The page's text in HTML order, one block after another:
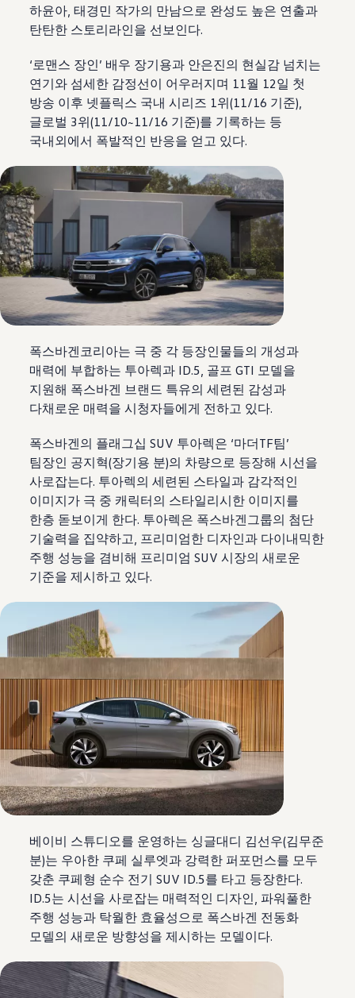
하윤아, 태경민 작가의 만남으로 완성도 높은 연출과
탄탄한 스토리라인을 선보인다.
‘로맨스 장인’ 배우 장기용과 안은진의 현실감 넘치는
연기와 섬세한 감정선이 어우러지며 11월 12일 첫
방송 이후 넷플릭스 국내 시리즈 1위(11/16 기준),
글로벌 3위(11/10~11/16 기준)를 기록하는 등
국내외에서 폭발적인 반응을 얻고 있다.
폭스바겐코리아는 극 중 각 등장인물들의 개성과
매력에 부합하는 투아렉과 ID.5, 골프 GTI 모델을
지원해 폭스바겐 브랜드 특유의 세련된 감성과
다채로운 매력을 시청자들에게 전하고 있다.
폭스바겐의 플래그십 SUV 투아렉은 ‘마더TF팀’
팀장인 공지혁(장기용 분)의 차량으로 등장해 시선을
사로잡는다. 투아렉의 세련된 스타일과 감각적인
이미지가 극 중 캐릭터의 스타일리시한 이미지를
한층 돋보이게 한다. 투아렉은 폭스바겐그룹의 첨단
기술력을 집약하고, 프리미엄한 디자인과 다이내믹한
주행 성능을 겸비해 프리미엄 SUV 시장의 새로운
기준을 제시하고 있다.
베이비 스튜디오를 운영하는 싱글대디 김선우(김무준
분)는 우아한 쿠페 실루엣과 강력한 퍼포먼스를 모두
갖춘 쿠페형 순수 전기 SUV ID.5를 타고 등장한다.
ID.5는 시선을 사로잡는 매력적인 디자인, 파워풀한
주행 성능과 탁월한 효율성으로 폭스바겐 전동화
모델의 새로운 방향성을 제시하는 모델이다.